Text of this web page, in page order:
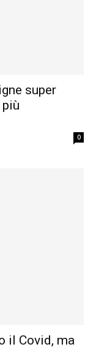
super
0
il Covid, ma